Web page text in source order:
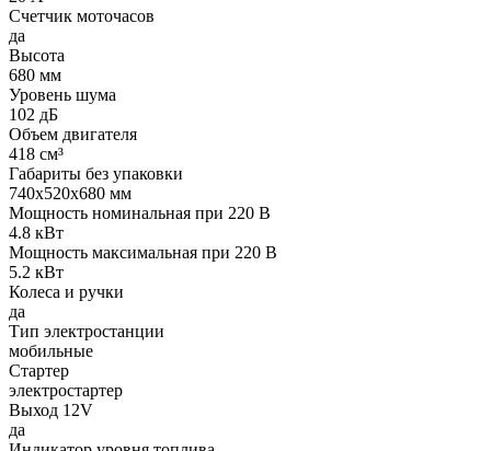
Счетчик моточасов
да
Высота
680 мм
Уровень шума
102 дБ
Объем двигателя
418 см³
Габариты без упаковки
740х520х680 мм
Мощность номинальная при 220 В
4.8 кВт
Мощность максимальная при 220 В
5.2 кВт
Колеса и ручки
да
Тип электростанции
мобильные
Стартер
электростартер
Выход 12V
да